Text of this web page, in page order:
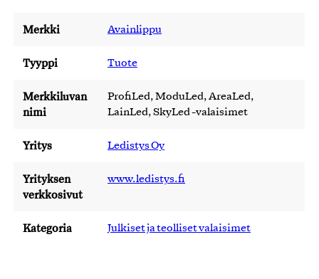
Merkki Avainlippu
Tyyppi Tuote
Merkkiluvan
nimi
ProfiLed, ModuLed, AreaLed,
LainLed, SkyLed -valaisimet
Yritys Ledistys Oy
Yrityksen
verkkosivut
www.ledistys.fi
Kategoria Julkiset ja teolliset valaisimet